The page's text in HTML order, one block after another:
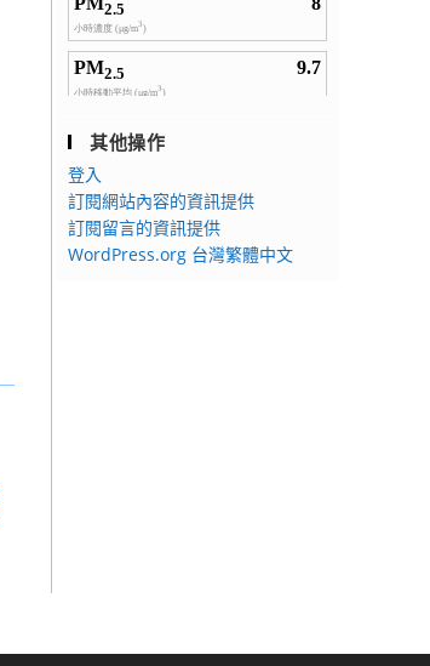
其他操作
登入
訂閱網站內容的資訊提供
訂閱留言的資訊提供
WordPress.org 台灣繁體中文